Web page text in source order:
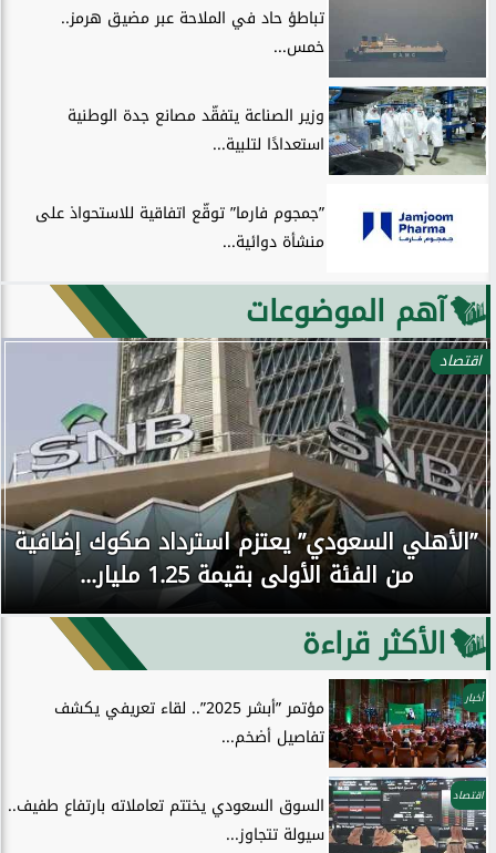
تباطؤ حاد في الملاحة عبر مضيق هرمز..
خمس...
وزير الصناعة يتفقّد مصانع جدة الوطنية
استعدادًا لتلبية...
”جمجوم فارما” توقّع اتفاقية للاستحواذ على
منشأة دوائية...
آهم الموضوعات
اقتصاد
”الأهلي السعودي” يعتزم استرداد صكوك إضافية
من الفئة الأولى بقيمة 1.25 مليار...
الأكثر قراءة
أخبار
مؤتمر ”أبشر 2025”.. لقاء تعريفي يكشف
تفاصيل أضخم...
اقتصاد
السوق السعودي يختتم تعاملاته بارتفاع طفيف..
سيولة تتجاوز...